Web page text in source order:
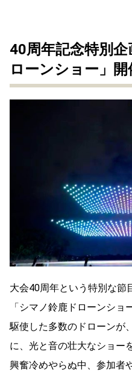
40周年記念特別
ローンショー」開
大会40周年という特別な節
「シマノ鈴鹿ドローンシ
駆使した多数のドローンが
に、光と音の壮大なショー
興奮冷めやらぬ中、参加者